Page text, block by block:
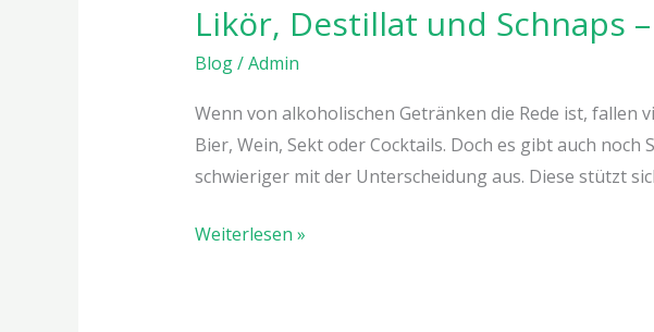
Likör, Destillat und Schnaps
Blog/Admin
Wenn von alkoholischen Getränken die Rede ist, fallen
Bier, Wein, Sekt oder Cocktails. Doch es gibt auch
schwieriger mit der Unterscheidung aus. Diese stützt
Weiterlesen »